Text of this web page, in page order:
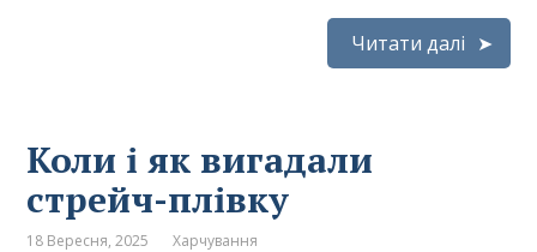
Читати далі
Коли і як вигадали
стрейч-плівку
18 Вересня, 2025 Харчування